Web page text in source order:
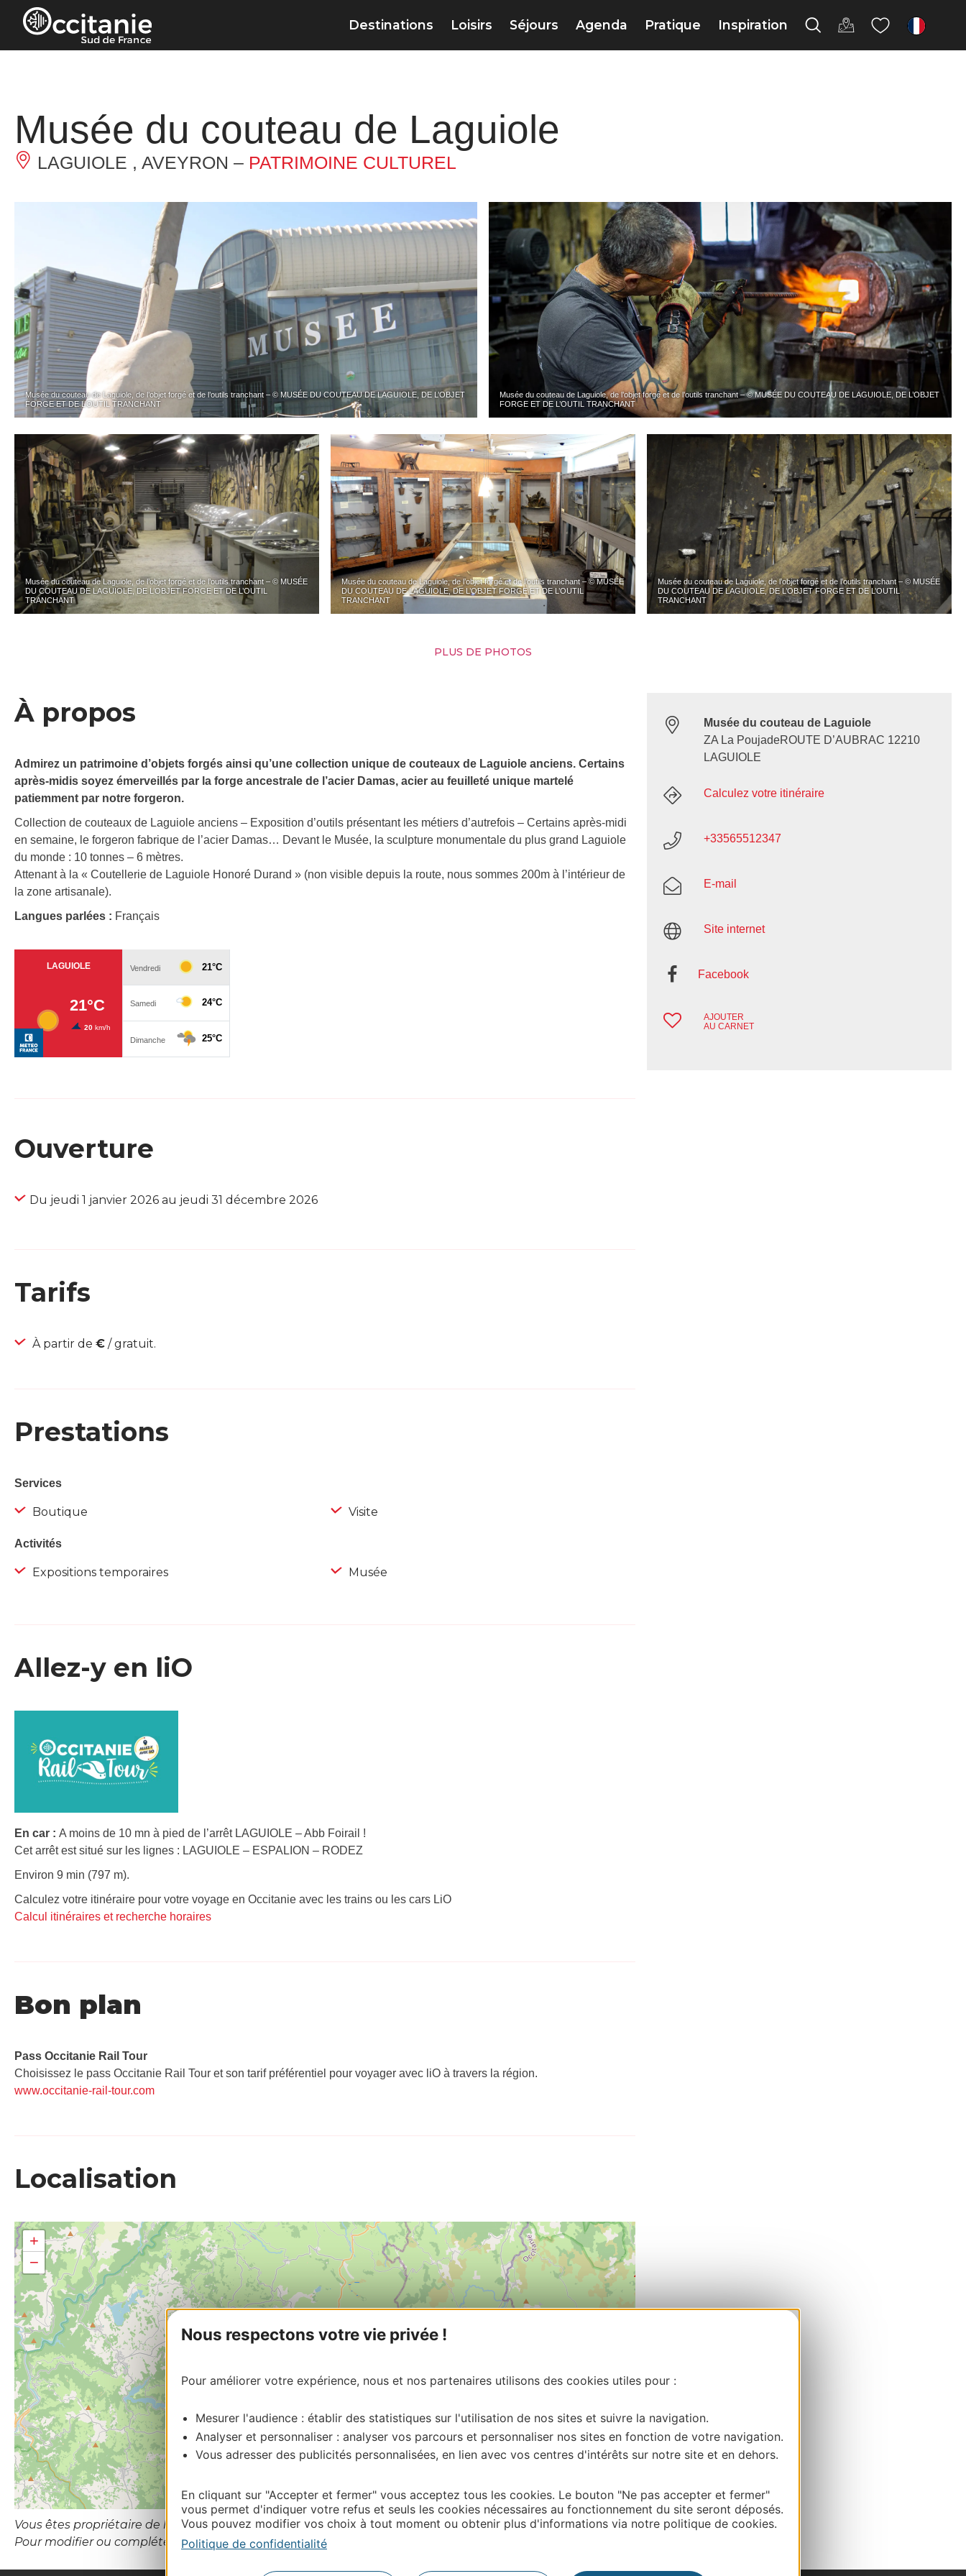
Panneau de gestion des cookies
Nous respectons votre vie privée !
Pour améliorer votre expérience, nous et nos partenaires utilisons des cookies utiles pour :
Mesurer l'audience : établir des statistiques sur l'utilisation de nos sites et suivre la navigation.
Analyser et personnaliser : analyser vos parcours et personnaliser nos sites en fonction de votre navigation.
Vous adresser des publicités personnalisées, en lien avec vos centres d'intérêts sur notre site et en dehors.
En cliquant sur "Accepter et fermer" vous acceptez tous les cookies. Le bouton "Ne pas accepter et fermer"
vous permet d'indiquer votre refus et seuls les cookies nécessaires au fonctionnement du site seront déposés.
Vous pouvez modifier vos choix à tout moment ou obtenir plus d'informations via notre politique de cookies.
Politique de confidentialité
Destinations Loisirs Séjours Agenda Pratique Inspiration fr
Musée du couteau de Laguiole
LAGUIOLE , AVEYRON – PATRIMOINE CULTUREL
Musée du couteau de Laguiole, de l’objet forgé et de l’outils tranchant – © MUSÉE DU COUTEAU DE LAGUIOLE, DE L’OBJET
FORGE ET DE L’OUTIL TRANCHANT
Musée du couteau de Laguiole, de l’objet forgé et de l’outils tranchant – © MUSÉE DU COUTEAU DE LAGUIOLE, DE L’OBJET
FORGE ET DE L’OUTIL TRANCHANT
Musée du couteau de Laguiole, de l’objet forgé et de l’outils tranchant – © MUSÉE
DU COUTEAU DE LAGUIOLE, DE L’OBJET FORGE ET DE L’OUTIL
TRANCHANT
Musée du couteau de Laguiole, de l’objet forgé et de l’outils tranchant – © MUSÉE
DU COUTEAU DE LAGUIOLE, DE L’OBJET FORGE ET DE L’OUTIL
TRANCHANT
Musée du couteau de Laguiole, de l’objet forgé et de l’outils tranchant – © MUSÉE
DU COUTEAU DE LAGUIOLE, DE L’OBJET FORGE ET DE L’OUTIL
TRANCHANT
PLUS DE PHOTOS
À propos
Admirez un patrimoine d’objets forgés ainsi qu’une collection unique de couteaux de Laguiole anciens. Certains
après-midis soyez émerveillés par la forge ancestrale de l’acier Damas, acier au feuilleté unique martelé
patiemment par notre forgeron.
Collection de couteaux de Laguiole anciens – Exposition d’outils présentant les métiers d’autrefois – Certains après-midi
en semaine, le forgeron fabrique de l’acier Damas… Devant le Musée, la sculpture monumentale du plus grand Laguiole
du monde : 10 tonnes – 6 mètres.
Attenant à la « Coutellerie de Laguiole Honoré Durand » (non visible depuis la route, nous sommes 200m à l’intérieur de
la zone artisanale).
Langues parlées : Français
Ouverture
Du jeudi 1 janvier 2026 au jeudi 31 décembre 2026
Tarifs
À partir de € / gratuit.
Prestations
Services
Boutique Visite
Activités
Expositions temporaires Musée
Allez-y en liO
En car : A moins de 10 mn à pied de l’arrêt LAGUIOLE – Abb Foirail !
Cet arrêt est situé sur les lignes : LAGUIOLE – ESPALION – RODEZ
Environ 9 min (797 m).
Calculez votre itinéraire pour votre voyage en Occitanie avec les trains ou les cars LiO
Calcul itinéraires et recherche horaires
Bon plan
Pass Occitanie Rail Tour​
Choisissez le pass Occitanie Rail Tour et son tarif préférentiel pour voyager avec liO à travers la région.
www.occitanie-rail-tour.com
Localisation
+
−
Leaflet | Map data © OpenStreetMap contributors
Vous êtes propriétaire de l’établissement ou le gestionnaire de cette activité?
Pour modifier ou compléter cette fiche, merci de contacter OFFICE DE TOURISME DE LAGUIOLE.
Musée du couteau de Laguiole
ZA La PoujadeROUTE D’AUBRAC 12210
LAGUIOLE
Calculez votre itinéraire
+33565512347
E-mail
Site internet
Facebook
AJOUTER
AU CARNET